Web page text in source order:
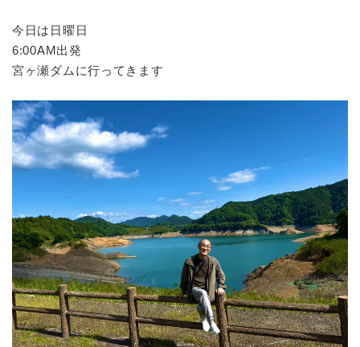
今日は日曜日
6:00AM出発
宮ヶ瀬ダムに行ってきます